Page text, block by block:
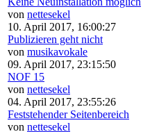
von nettesekel
10. April 2017, 16:00:27
Publizieren geht nicht
von musikavokale
09. April 2017, 23:15:50
NOF 15
von nettesekel
04. April 2017, 23:55:26
Feststehender Seitenbereich
von nettesekel